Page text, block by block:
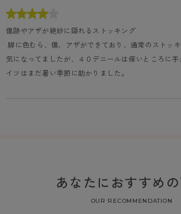
傷跡やアザが絶妙に隠れるストッキング
気になってましたが、４０デニールは痒いところに
イツはまだ暑い季節に助かりました。
あなたにおすすめ
OUR RECOMMENDATION